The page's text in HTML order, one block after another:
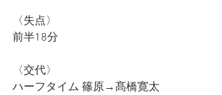
〈失点〉
前半18分
〈交代〉
ハーフタイム 篠原→髙橋寛太